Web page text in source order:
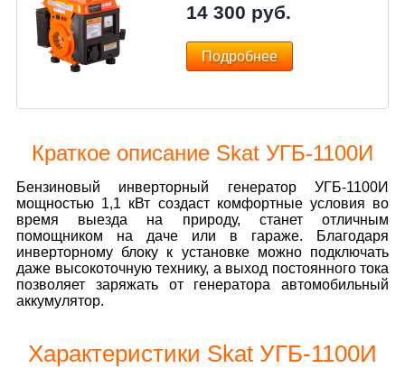
14 300 руб.
Подробнее
Краткое описание Skat УГБ-1100И
Бензиновый инверторный генератор УГБ-1100И
мощностью 1,1 кВт создаст комфортные условия во
время выезда на природу, станет отличным
помощником на даче или в гараже. Благодаря
инверторному блоку к установке можно подключать
даже высокоточную технику, а выход постоянного тока
позволяет заряжать от генератора автомобильный
аккумулятор.
Характеристики Skat УГБ-1100И